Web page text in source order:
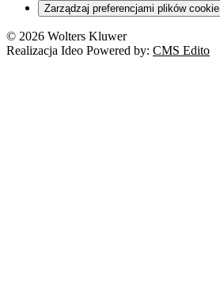
Zarządzaj preferencjami plików cookie
© 2026 Wolters Kluwer
Realizacja Ideo Powered by: CMS Edito